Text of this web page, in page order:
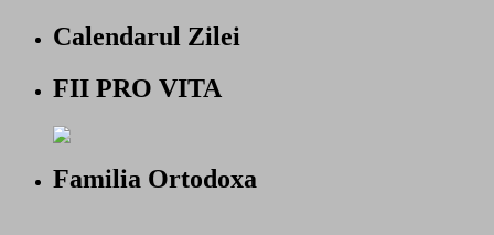
Calendarul Zilei
FII PRO VITA
Familia Ortodoxa